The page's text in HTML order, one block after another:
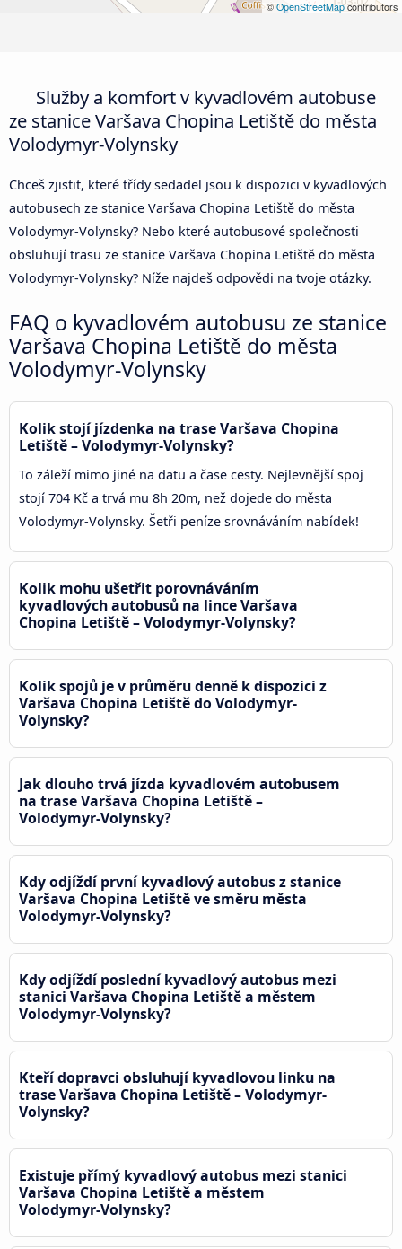
©OpenStreetMapcontributors
Služby a komfort v kyvadlovém autobuse
ze stanice Varšava Chopina Letiště do města
Volodymyr-Volynsky
Chceš zjistit, které třídy sedadel jsou k dispozici v kyvadlových
autobusech ze stanice Varšava Chopina Letiště do města
Volodymyr-Volynsky? Nebo které autobusové společnosti
obsluhují trasu ze stanice Varšava Chopina Letiště do města
Volodymyr-Volynsky? Níže najdeš odpovědi na tvoje otázky.
FAQ o kyvadlovém autobusu ze stanice
Varšava Chopina Letiště do města
Volodymyr-Volynsky
Kolik stojí jízdenka na trase Varšava Chopina
Letiště – Volodymyr-Volynsky?
To záleží mimo jiné na datu a čase cesty. Nejlevnější spoj
stojí 704 Kč a trvá mu 8h 20m, než dojede do města
Volodymyr-Volynsky. Šetři peníze srovnáváním nabídek!
Kolik mohu ušetřit porovnáváním
kyvadlových autobusů na lince Varšava
Chopina Letiště – Volodymyr-Volynsky?
Kolik spojů je v průměru denně k dispozici z
Varšava Chopina Letiště do Volodymyr-
Volynsky?
Jak dlouho trvá jízda kyvadlovém autobusem
na trase Varšava Chopina Letiště –
Volodymyr-Volynsky?
Kdy odjíždí první kyvadlový autobus z stanice
Varšava Chopina Letiště ve směru města
Volodymyr-Volynsky?
Kdy odjíždí poslední kyvadlový autobus mezi
stanici Varšava Chopina Letiště a městem
Volodymyr-Volynsky?
Kteří dopravci obsluhují kyvadlovou linku na
trase Varšava Chopina Letiště – Volodymyr-
Volynsky?
Existuje přímý kyvadlový autobus mezi stanici
Varšava Chopina Letiště a městem
Volodymyr-Volynsky?